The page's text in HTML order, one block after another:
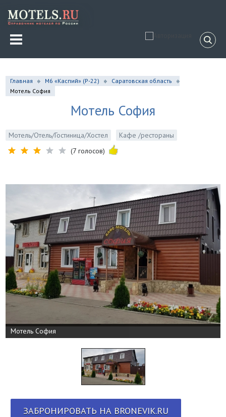
Главная М6 «Каспий» (Р-22)
Саратовская область
Мотель София
Мотель София
Мотель/Отель/Гостиница/Хостел
Кафе /рестораны
(7 голосов)
Мотель София
ЗАБРОНИРОВАТЬ НА BRONEVIK.RU